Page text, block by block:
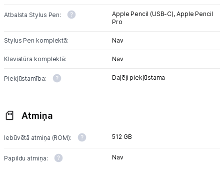
Atbalsta Stylus Pen: Apple Pencil (USB-C),Apple Pencil
Pro
Stylus Pen komplektā: Nav
Klaviatūra komplektā: Nav
Piekļūstamība: Daļēji piekļūstama
Atmiņa
Iebūvētā atmiņa (ROM): 512 GB
Papildu atmiņa: Nav